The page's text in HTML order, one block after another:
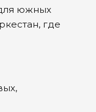
южных
где